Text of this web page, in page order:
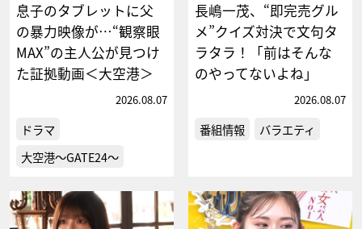
息子のタブレットに父
の暴力映像が…“観察眼
MAX”の主人公が見つけ
た証拠動画＜大空港＞
2026.08.07
ドラマ
大空港～GATE24～
長嶋一茂、“即完売グル
メ”クイズ対決で文句タ
ラタラ！「前はそんな
のやってないよね」
2026.08.07
番組情報 バラエティ